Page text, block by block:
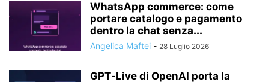
WhatsApp commerce: come
portare catalogo e pagamento
dentro la chat senza...
Angelica Maftei - 28 Luglio 2026
GPT‑Live di OpenAI porta la